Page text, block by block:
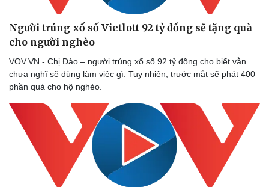
Doanh nghiệp
Thông tin doanh nghiệp
Doanh nghiệp 24h
Vì cộng đồng
Công nghệ
Sành điệu
Chuyển đổi số
Người trúng xổ số Vietlott 92 tỷ đồng sẽ tặng quà
cho người nghèo
VOV.VN - Chị Đào – người trúng xổ số 92 tỷ đồng cho biết vẫn
chưa nghĩ sẽ dùng làm việc gì. Tuy nhiên, trước mắt sẽ phát 400
phần quà cho hộ nghèo.